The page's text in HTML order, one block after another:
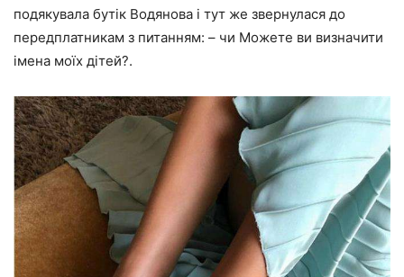
подякувала бутік Водянова і тут же звернулася до
передплатникам з питанням: – чи Можете ви визначити
імена моїх дітей?.